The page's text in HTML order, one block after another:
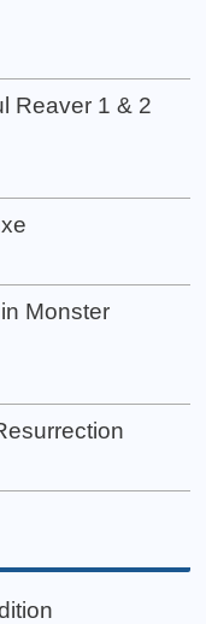
Reaver 1 & 2
Monster